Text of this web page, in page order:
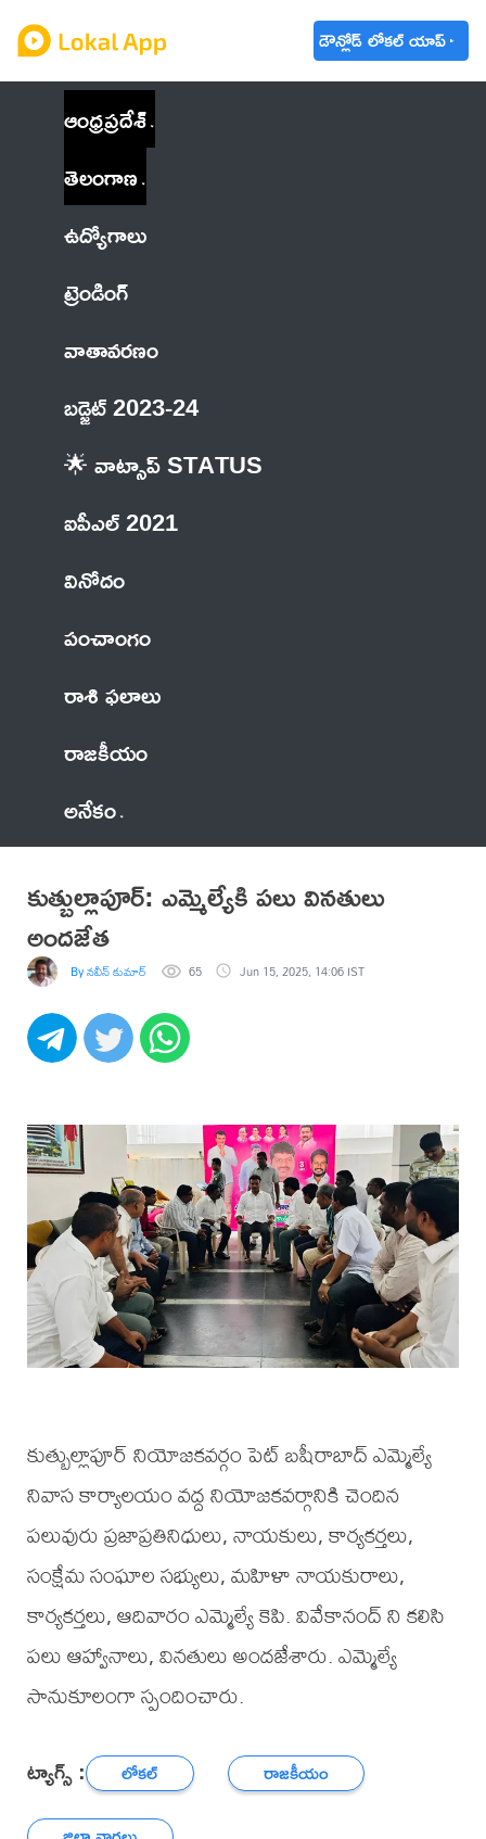
డౌన్లోడ్ లోకల్ యాప్
ఆంధ్రప్రదేశ్
తెలంగాణ
ఉద్యోగాలు
ట్రెండింగ్
వాతావరణం
బడ్జెట్ 2023-24
🌟 వాట్సాప్ STATUS
ఐపీఎల్ 2021
వినోదం
పంచాంగం
రాశి ఫలాలు
రాజకీయం
అనేకం
కుత్బుల్లాపూర్: ఎమ్మెల్యేకి పలు వినతులు
అందజేత
By నవీన్ కుమార్ 65 Jun 15, 2025, 14:06 IST
కుత్బుల్లాపూర్ నియోజకవర్గం పెట్ బషీరాబాద్ ఎమ్మెల్యే
నివాస కార్యాలయం వద్ద నియోజకవర్గానికి చెందిన
పలువురు ప్రజాప్రతినిధులు, నాయకులు, కార్యకర్తలు,
సంక్షేమ సంఘాల సభ్యులు, మహిళా నాయకురాలు,
కార్యకర్తలు, ఆదివారం ఎమ్మెల్యే కెపి. వివేకానంద్ ని కలిసి
పలు ఆహ్వానాలు, వినతులు అందజేశారు. ఎమ్మెల్యే
సానుకూలంగా స్పందించారు.
ట్యాగ్స్ : లోకల్
రాజకీయం